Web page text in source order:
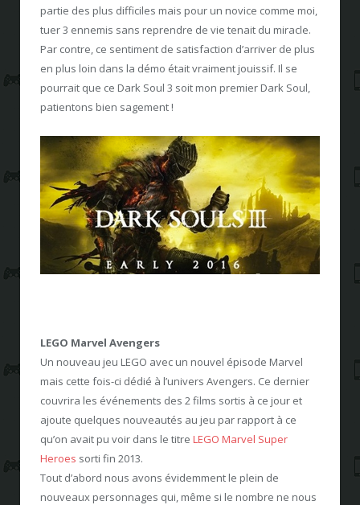
partie des plus difficiles mais pour un novice comme moi,
tuer 3 ennemis sans reprendre de vie tenait du miracle.
Par contre, ce sentiment de satisfaction d’arriver de plus
en plus loin dans la démo était vraiment jouissif. Il se
pourrait que ce Dark Soul 3 soit mon premier Dark Soul,
patientons bien sagement !
LEGO Marvel Avengers
Un nouveau jeu LEGO avec un nouvel épisode Marvel
mais cette fois-ci dédié à l’univers Avengers. Ce dernier
couvrira les événements des 2 films sortis à ce jour et
ajoute quelques nouveautés au jeu par rapport à ce
qu’on avait pu voir dans le titre LEGO Marvel Super
Heroes sorti fin 2013.
Tout d’abord nous avons évidemment le plein de
nouveaux personnages qui, même si le nombre ne nous